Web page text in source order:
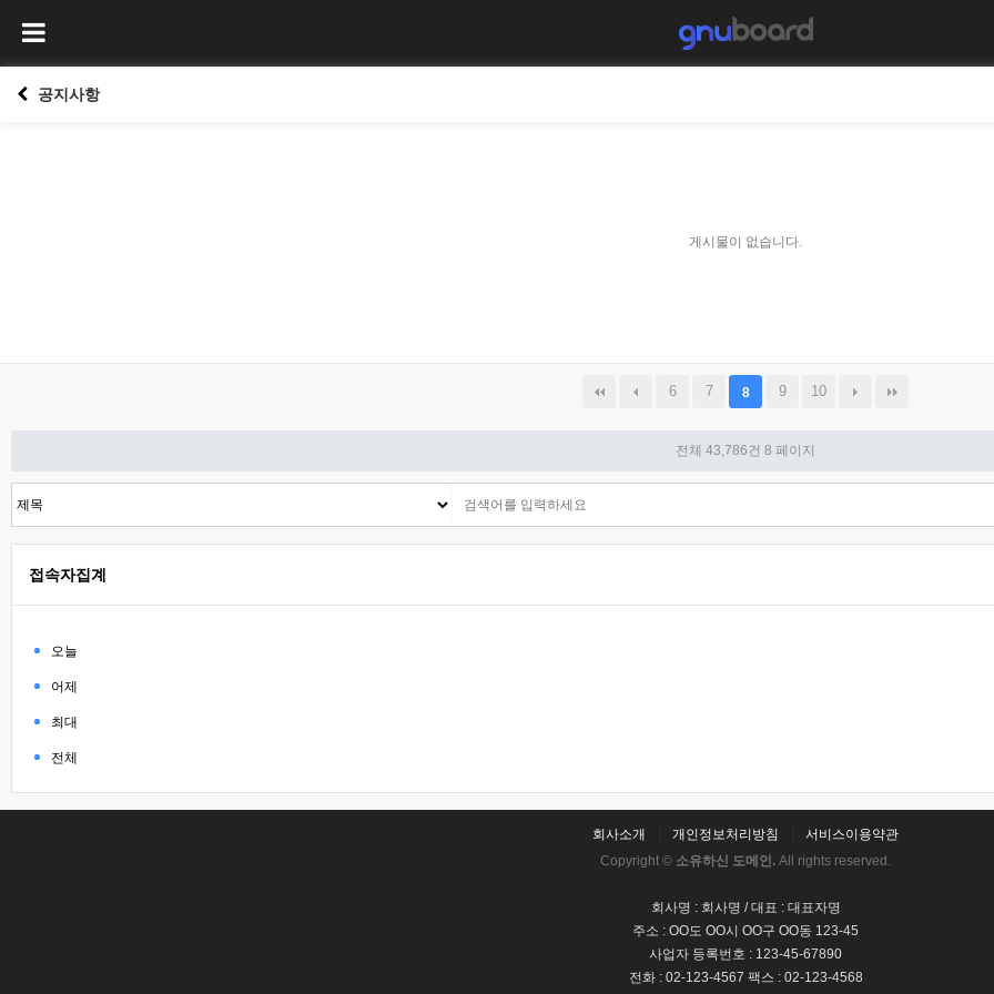
공지사항
게시물이 없습니다.
6 7 8 9 10
전체 43,786건 8 페이지
접속자집계
오늘
어제
최대
전체
회사소개 개인정보처리방침
서비스이용약관
Copyright © 소유하신 도메인. All rights reserved.
회사명 : 회사명 / 대표 : 대표자명
주소 : OO도 OO시 OO구 OO동 123-45
사업자 등록번호 : 123-45-67890
전화 : 02-123-4567 팩스 : 02-123-4568